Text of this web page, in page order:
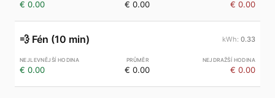
€ 0.00 € 0.00 € 0.00
💨 Fén (10 min) 0.33
€ 0.00 € 0.00 € 0.00